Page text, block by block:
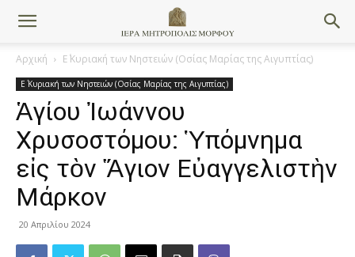
Αρχική Ε΄ Κυριακή των Νηστειών (Οσίας Μαρίας της Αιγυπτίας)
Ε΄ Κυριακή των Νηστειών (Οσίας Μαρίας της Αιγυπτίας)
Ἁγίου Ἰωάννου
Χρυσοστόμου: Ὑπόμνημα
εἰς τὸν Ἅγιον Εὐαγγελιστὴν
Μάρκον
20 Απριλίου 2024